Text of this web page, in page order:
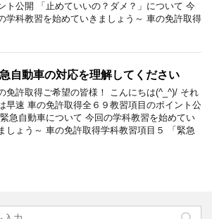
ト公開 「止めていいの？ダメ？」について 今
学科教習を始めていきましょう～ 車の免許取得
自動車の対応を理解してください
免許取得ご希望の皆様！ こんにちは(^_^)/ それ
早速 車の免許取得全６９教習項目のポイント公
急自動車について 今回の学科教習を始めてい
しょう～ 車の免許取得学科教習項目５ 「緊急